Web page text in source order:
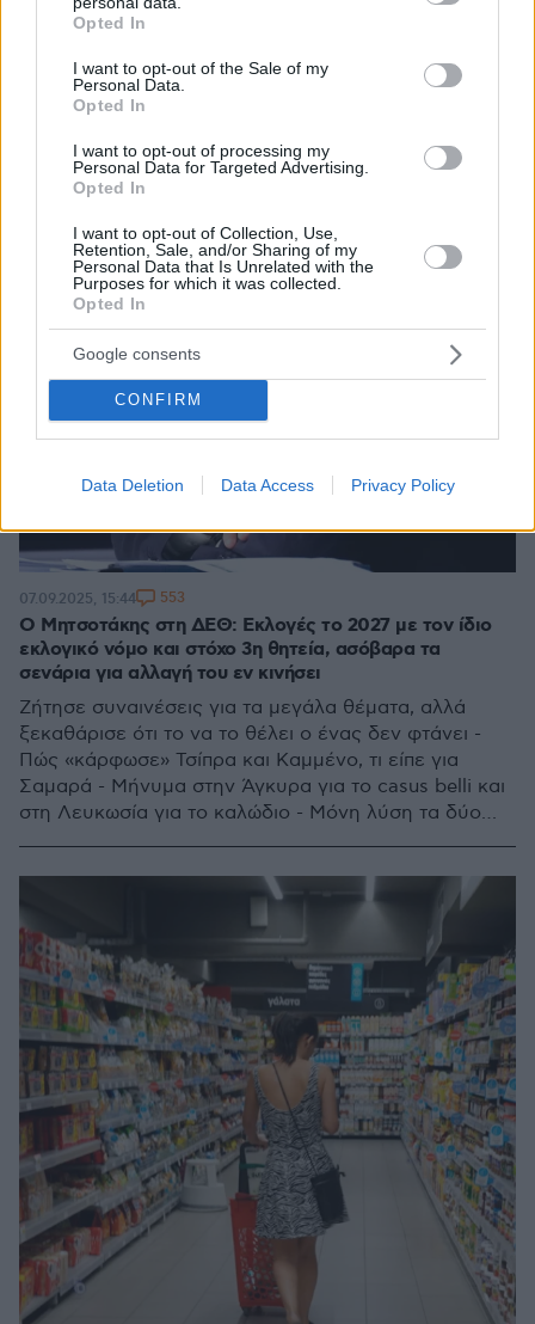
grant or deny consent to Google and its third-party tags to
use your data for below specified purposes in below Google
consent section.
Opted In
I want to opt-out of the Sale of my
Personal Data.
Opted In
I want to opt-out of processing my
Personal Data for Targeted Advertising.
Opted In
I want to opt-out of Collection, Use,
Retention, Sale, and/or Sharing of my
Personal Data that Is Unrelated with the
Purposes for which it was collected.
Opted In
Google consents
CONFIRM
Data Deletion Data Access Privacy Policy
πρωθυπουργός
Ο Μητσοτάκης στη ΔΕΘ: Εκλογές το 2027 με τον ίδιο
εκλογικό νόμο και στόχο 3η θητεία, ασόβαρα τα
σενάρια για αλλαγή του εν κινήσει
Ζήτησε συναινέσεις για τα μεγάλα θέματα, αλλά
ξεκαθάρισε ότι το να το θέλει ο ένας δεν φτάνει -
Πώς «κάρφωσε» Τσίπρα και Καμμένο, τι είπε για
Σαμαρά - Μήνυμα στην Άγκυρα για το casus belli και
στη Λευκωσία για το καλώδιο - Μόνη λύση τα δύο
07.09.2025, 15:44 553